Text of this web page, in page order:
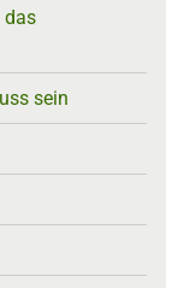
das
sein